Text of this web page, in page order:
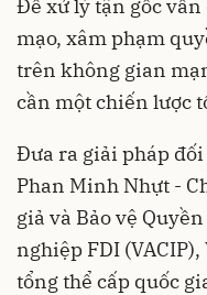
Để xử lý tận gốc
mạo, xâm phạm
trên không gian
cần một chiến lược
Đưa ra giải pháp
Phan Minh Nhựt -
giả và Bảo vệ
nghiệp FDI
tổng thể cấp quốc